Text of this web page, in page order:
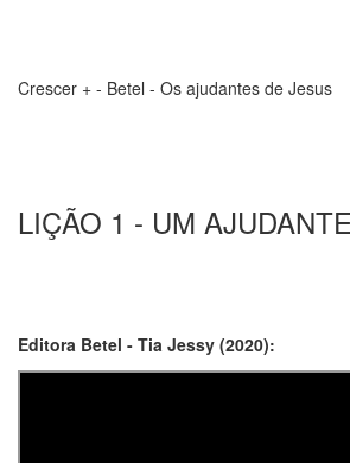
Crescer + - Betel - Os ajudantes de Jesus
LIÇÃO 1 - UM
Editora Betel - Tia Jessy (2020):